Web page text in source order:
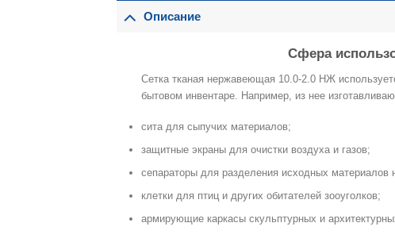
Описание
Сфера
Сетка тканая нержавеющая 10.0-2.0 НЖ
бытовом инвентаре. Например, из нее
сита для сыпучих материалов;
защитные экраны для очистки воздуха и газов;
сепараторы для разделения исходных материалов
клетки для птиц и других обитателей зооуголков;
армирующие каркасы скульптурных и